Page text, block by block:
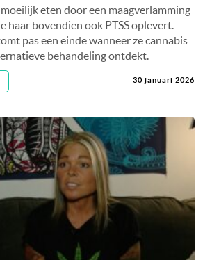
eten door een maagverlamming
haar bovendien ook PTSS oplevert.
pas een einde wanneer ze cannabis
behandeling ontdekt.
30 januari 2026